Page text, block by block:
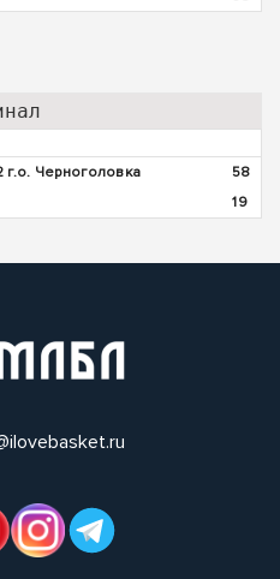
Черноголовка
58
19